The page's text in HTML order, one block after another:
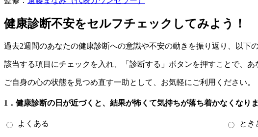
健康診断不安をセルフチェックしてみよう！
過去2週間のあなたの健康診断への意識や不安の動きを振り返り、以下
該当する項目にチェックを入れ、「診断する」ボタンを押すことで、あ
ご自身の心の状態を見つめ直す一助として、お気軽にご利用ください。
1．健康診断の日が近づくと、結果が怖くて気持ちが落ち着かなくなり
よくある とき